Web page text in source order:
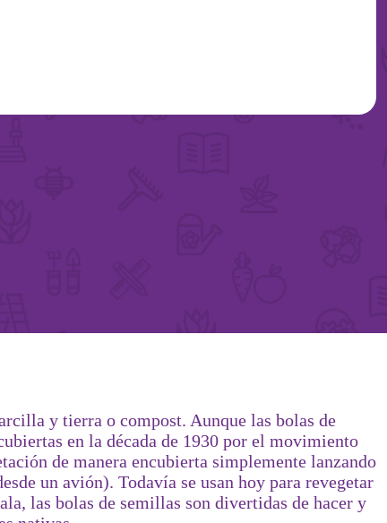
y tierra o compost. Aunque las bolas de
en la década de 1930 por el movimiento
de manera encubierta simplemente lanzando
un avión). Todavía se usan hoy para revegetar
las bolas de semillas son divertidas de hacer y